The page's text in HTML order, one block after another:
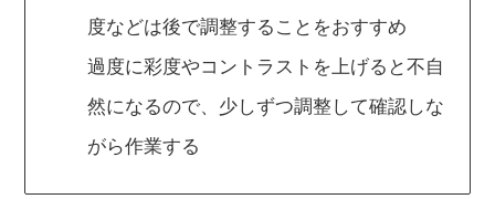
度などは後で調整することをおすすめ
過度に彩度やコントラストを上げると不自
然になるので、少しずつ調整して確認しな
がら作業する